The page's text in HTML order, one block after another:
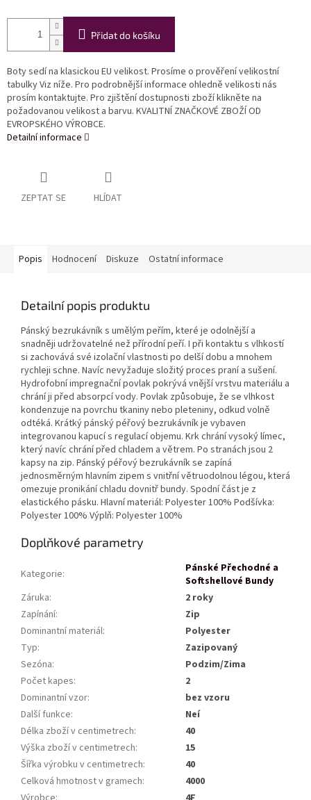
Přidat do košíku
Boty sedí na klasickou EU velikost. Prosíme o prověření velikostní
tabulky Viz níže. Pro podrobnější informace ohledně velikosti nás
prosím kontaktujte. Pro zjištění dostupnosti zboží klikněte na
požadovanou velikost a barvu. KVALITNÍ ZNAČKOVÉ ZBOŽÍ OD
EVROPSKÉHO VÝROBCE.
Detailní informace
ZEPTAT SE HLÍDAT
Popis Hodnocení Diskuze Ostatní informace
Detailní popis produktu
Pánský bezrukávník s umělým peřím, které je odolnější a
snadněji udržovatelné než přírodní peří. I při kontaktu s vlhkostí
si zachovává své izolační vlastnosti po delší dobu a mnohem
rychleji schne. Navíc nevyžaduje složitý proces praní a sušení.
Hydrofobní impregnační povlak pokrývá vnější vrstvu materiálu a
chrání ji před absorpcí vody. Povlak způsobuje, že se vlhkost
kondenzuje na povrchu tkaniny nebo pleteniny, odkud volně
odtéká. Krátký pánský péřový bezrukávník je vybaven
integrovanou kapucí s regulací objemu. Krk chrání vysoký límec,
který navíc chrání před chladem a větrem. Po stranách jsou 2
kapsy na zip. Pánský péřový bezrukávník se zapíná
jednosměrným hlavním zipem s vnitřní větruodolnou légou, která
omezuje pronikání chladu dovnitř bundy. Spodní část je z
elastického pásku. Hlavní materiál: Polyester 100% Podšívka:
Polyester 100% Výplň: Polyester 100%
Doplňkové parametry
Kategorie:
Pánské Přechodné a
Softshellové Bundy
Záruka:
2 roky
Zapínání:
Zip
Dominantní materiál:
Polyester
Typ:
Zazipovaný
Sezóna:
Podzim/Zima
Počet kapes:
2
Dominantní vzor:
bez vzoru
Další funkce:
Neí
Délka zboží v centimetrech:
40
Výška zboží v centimetrech:
15
Šířka výrobku v centimetrech:
40
Celková hmotnost v gramech:
4000